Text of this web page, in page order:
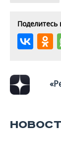
Поделитесь